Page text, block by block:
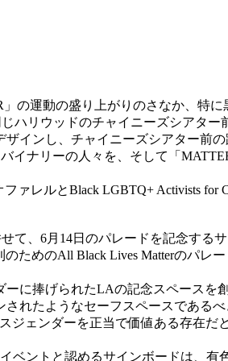
の運動の盛り上がりのさなか、特に
ハリウッドのチャイニーズシアター
インし、チャイニーズシアター前
イナリーの人々を、そして「
ルとBlack LGBTQ+ Activists for
、6月14日のパレードを記念する
ためのAll Black Lives Matterのパレ
に捧げられたLAの記念スペースを
れたようなセーフスペースであるべ
ェンダーを正当で価値ある存在だ
ントと認めるサインボードは、有